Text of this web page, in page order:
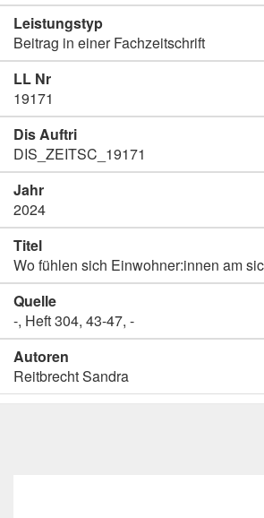
Leistungstyp
Beitrag in einer Fachzeitschrift
LL Nr
19171
Dis Auftri
DIS_ZEITSC_19171
Jahr
2024
Titel
Wo fühlen sich Einwohner:innen am
Quelle
-, Heft 304, 43-47, -
Autoren
Reitbrecht Sandra